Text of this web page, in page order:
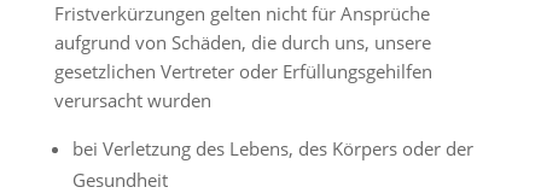
Fristverkürzungen gelten nicht für Ansprüche
aufgrund von Schäden, die durch uns, unsere
gesetzlichen Vertreter oder Erfüllungsgehilfen
verursacht wurden
bei Verletzung des Lebens, des Körpers oder der
Gesundheit